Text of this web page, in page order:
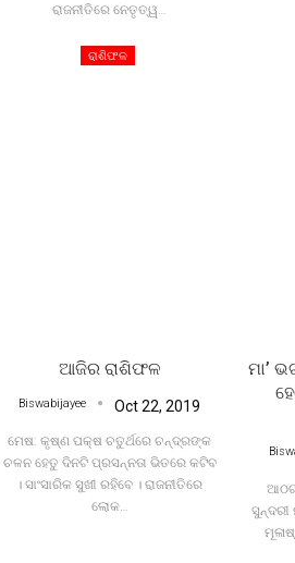
ରାଜନୀତିରେ ନେତୃତ୍ୱ…
ରାଶିଫଳ
ଆଜିର ରାଶିଫଳ
Biswabijayee Oct 22, 2019
ମେଷ: କୃଷ୍ଣ ପକ୍ଷ ଚତୁର୍ଥରେ ଚନ୍ଦ୍ରଙ୍କ
ଚଳନ ହେତୁ ଦିନଟି ପ୍ରସନ୍ନତା ଭିତରେ କଟିବ
। ସାଂସାରିକ ସୁଖୀ ରହିବେ । ରାଜନୀତିରେ
ଲୋକ…
ମା’
ସୁନ୍ଦରୀ